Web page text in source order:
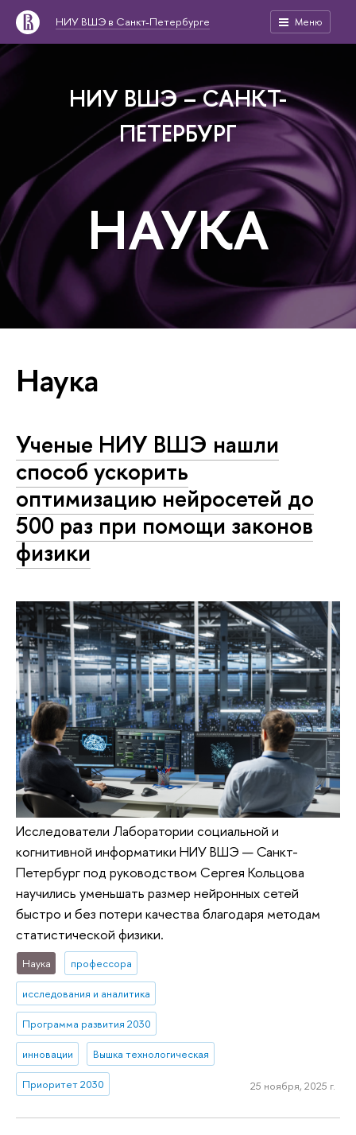
НИУ ВШЭ в Санкт-Петербурге Меню
НИУ ВШЭ – САНКТ-
ПЕТЕРБУРГ
НАУКА
Наука
Ученые НИУ ВШЭ нашли
способ ускорить
оптимизацию нейросетей до
500 раз при помощи законов
физики
Исследователи Лаборатории социальной и
когнитивной информатики НИУ ВШЭ — Санкт-
Петербург под руководством Сергея Кольцова
научились уменьшать размер нейронных сетей
быстро и без потери качества благодаря методам
статистической физики.
Наука профессора
исследования и аналитика
Программа развития 2030
инновации Вышка технологическая
Приоритет 2030 25 ноября, 2025 г.